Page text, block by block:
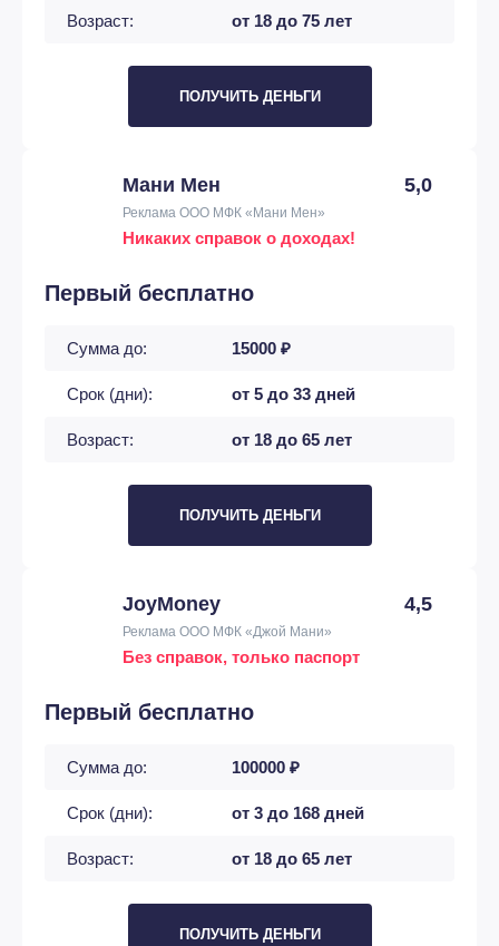
Возраст: от 18 до 75 лет
ПОЛУЧИТЬ ДЕНЬГИ
Мани Мен 5,0
Реклама ООО МФК «Мани Мен»
Никаких справок о доходах!
Первый бесплатно
Сумма до: 15000 ₽
Срок (дни): от 5 до 33 дней
Возраст: от 18 до 65 лет
ПОЛУЧИТЬ ДЕНЬГИ
JoyMoney 4,5
Реклама ООО МФК «Джой Мани»
Без справок, только паспорт
Первый бесплатно
Сумма до: 100000 ₽
Срок (дни): от 3 до 168 дней
Возраст: от 18 до 65 лет
ПОЛУЧИТЬ ДЕНЬГИ